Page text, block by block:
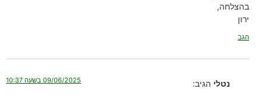
בהצלחה,
ירון
הגב
נטלי הגיב: 09/06/2025 בשעה 10:37